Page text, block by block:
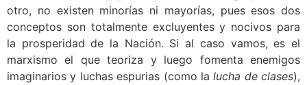
otro, no existen minorías ni mayorías, pues esos dos
conceptos son totalmente excluyentes y nocivos para
la prosperidad de la Nación. Si al caso vamos, es el
marxismo el que teoriza y luego fomenta enemigos
imaginarios y luchas espurias (como lalucha de clases),